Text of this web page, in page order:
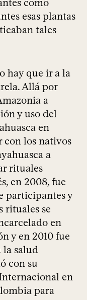
como
esas plantas
tales
hay que ir a la
Allá por
a
y uso del
en
con los nativos
a
rituales
en 2008, fue
participantes y
rituales se
en
y en 2010 fue
la salud
con su
en
para